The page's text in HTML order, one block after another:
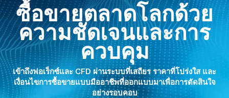
ซื้อขายตลาดโลกด้วย
ความชัดเจนและการ
ควบคุม
เข้าถึงฟอเร็กซ์และ CFD ผ่านระบบที่เสถียร ราคาที่โปร่งใส และ
เงื่อนไขการซื้อขายแบบมืออาชีพที่ออกแบบมาเพื่อการตัดสินใจ
อย่างรอบคอบ